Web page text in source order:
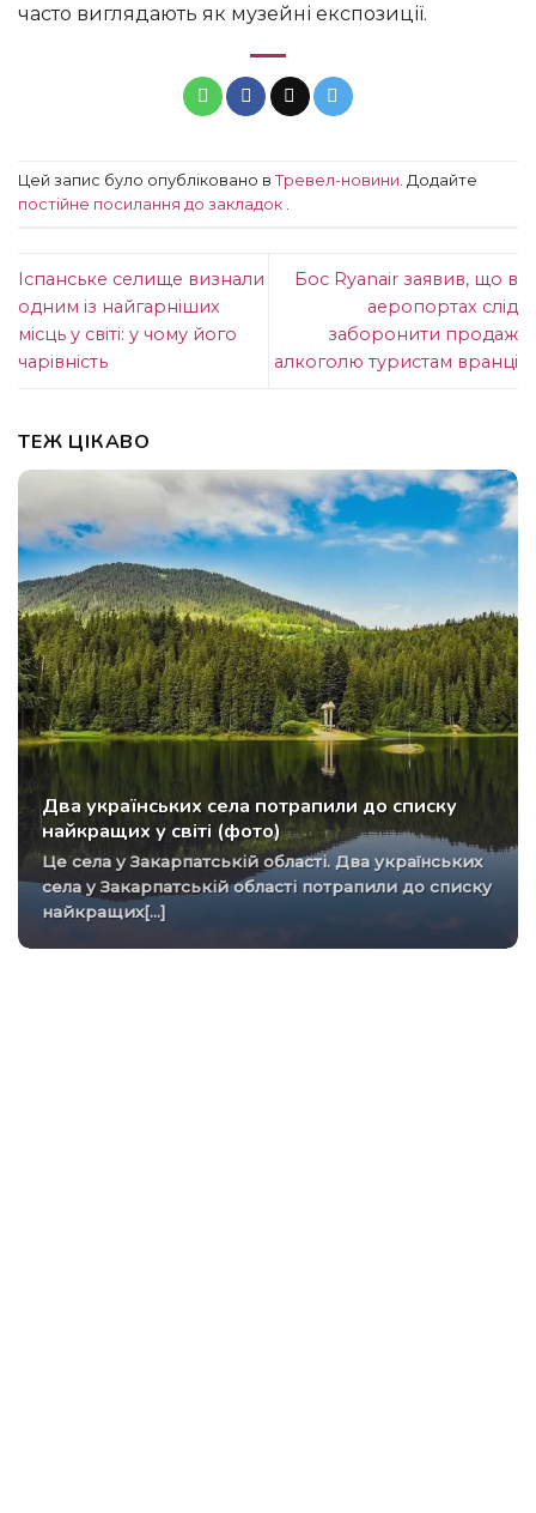
часто виглядають як музейні експозиції.
Цей запис було опубліковано в Тревел-новини. Додайте
постійне посилання до закладок .
Іспанське селище визнали
одним із найгарніших
місць у світі: у чому його
чарівність
Бос Ryanair заявив, що в
аеропортах слід
заборонити продаж
алкоголю туристам вранці
ТЕЖ ЦІКАВО
Два українських села потрапили до списку
найкращих у світі (фото)
Це села у Закарпатській області. Два українських
села у Закарпатській області потрапили до списку
найкращих[...]